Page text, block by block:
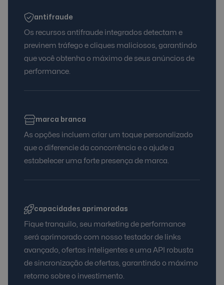
antifraude
Os recursos antifraude integrados detectam e
previnem tráfego e cliques maliciosos, garantindo
que você obtenha o máximo de seus anúncios de
performance.
marca branca
As opções incluem criar um toque personalizado
que o diferencie da concorrência e o ajude a
estabelecer uma forte presença de marca.
capacidades aprimoradas
Fique tranquilo, seu marketing de performance
será aprimorado com nosso testador de links
avançado, ofertas inteligentes e uma API robusta
de sincronização de ofertas, garantindo o máximo
retorno sobre o investimento.